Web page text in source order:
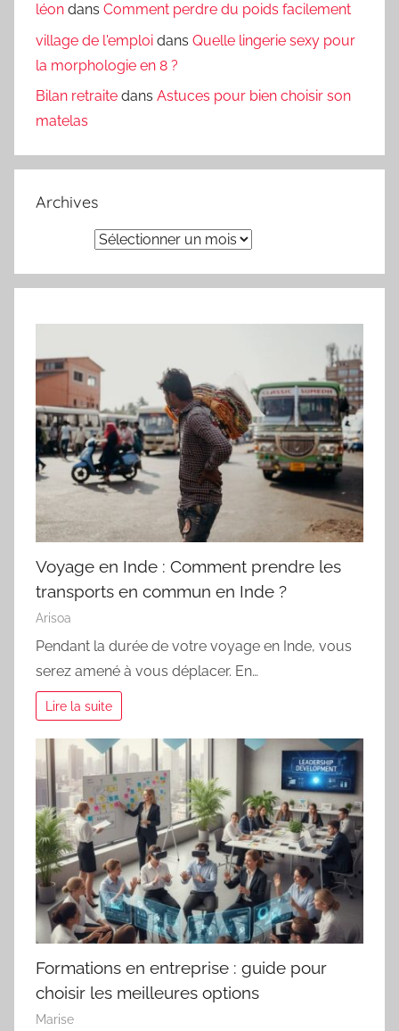
léon dans Comment perdre du poids facilement
village de l'emploi dans Quelle lingerie sexy pour
la morphologie en 8 ?
Bilan retraite dans Astuces pour bien choisir son
matelas
Archives
Voyage en Inde : Comment prendre les
transports en commun en Inde ?
Arisoa
Pendant la durée de votre voyage en Inde, vous
serez amené à vous déplacer. En…
Lire la suite
Formations en entreprise : guide pour
choisir les meilleures options
Marise